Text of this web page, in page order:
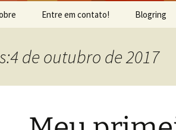
Entre em contato! Blogring
de outubro de 2017